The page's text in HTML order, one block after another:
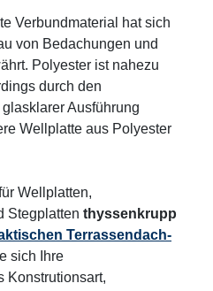
Verbundmaterial hat sich
von Bedachungen und
Polyester ist nahezu
durch den
Ausführung
Wellplatte aus Polyester
Wellplatten,
Stegplatten thyssenkrupp
Terrassendach-
sich Ihre
Konstrutionsart,